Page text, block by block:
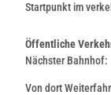
Startpunkt im
Öffentliche
Nächster
Von dort